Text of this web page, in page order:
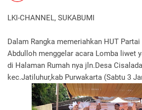
LKI-CHANNEL, SUKABUMI
Dalam Rangka memeriahkan HUT
Abdulloh menggelar acara Lomba liwet
di Halaman Rumah nya jln.Desa
kec.Jatiluhur,kab Purwakarta (Sabtu 3